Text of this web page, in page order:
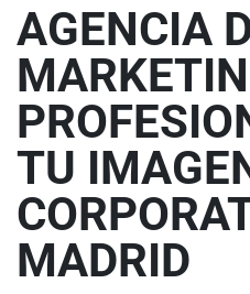
AGENCIA
TU
MADRID